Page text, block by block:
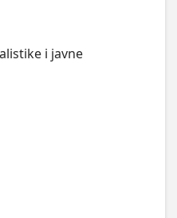
i javne